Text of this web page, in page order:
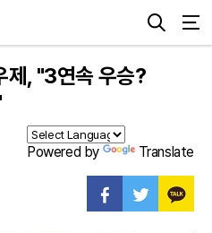
제, "3연속 우승?
Powered by Translate